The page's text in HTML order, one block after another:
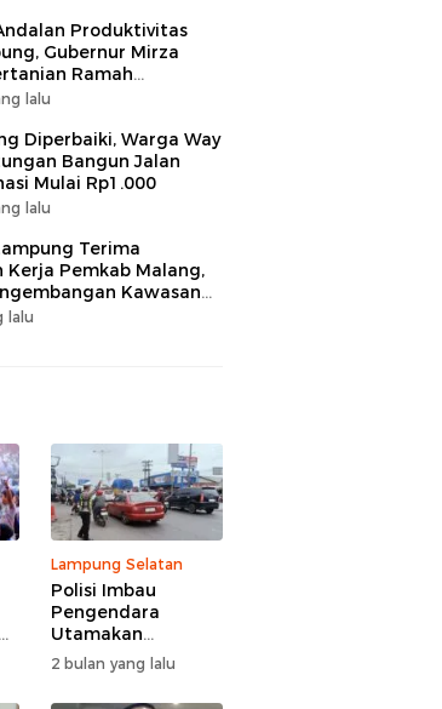
Produktivitas
Gubernur Mirza
Ramah
lalu
Diperbaiki, Warga Way
Bangun Jalan
Mulai Rp1.000
lalu
Terima
Kerja Pemkab Malang,
Kawasan
Investasi
lalu
Lampung Selatan
Polisi Imbau
Pengendara
Utamakan
Keselamatan di
Tengah Kepadatan
Lalu Lintas Pagi
2 bulan yang lalu